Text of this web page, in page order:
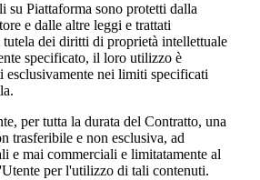
su Piattaforma sono protetti dalla
e dalle altre leggi e trattati
dei diritti di proprietà intellettuale
specificato, il loro utilizzo è
esclusivamente nei limiti specificati
per tutta la durata del Contratto, una
trasferibile e non esclusiva, ad
e mai commerciali e limitatamente al
per l'utilizzo di tali contenuti.